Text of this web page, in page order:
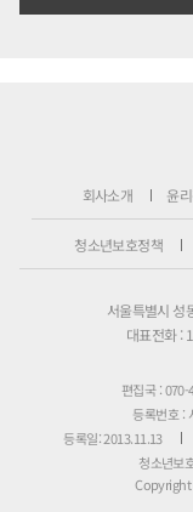
회사소개 윤
청소년보호정책
서울특별시 성
대표전화 :
편집국 :
등록번호 :
등록일: 2013.11.13
청소년보